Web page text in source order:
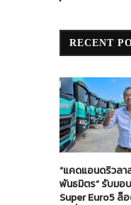
RECENT
“แคดแอนดริวลา
พันธมิตร” รับมอ
Super Euro5 ล็